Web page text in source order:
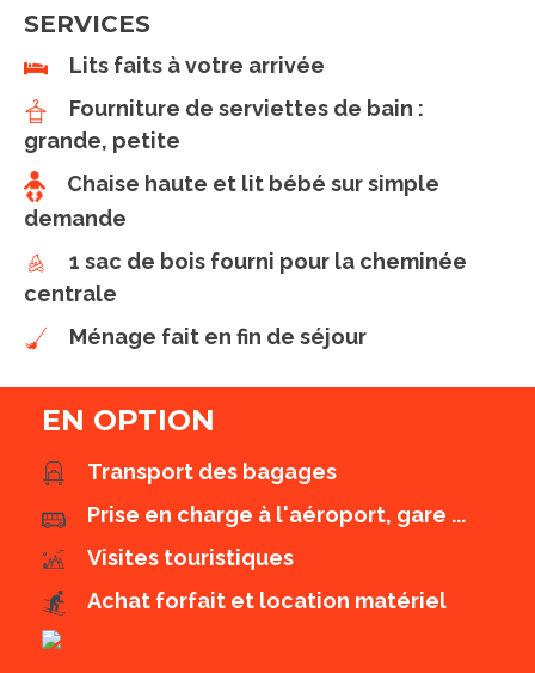
SERVICES
Lits faits à votre arrivée
Fourniture de serviettes de bain :
grande, petite
Chaise haute et lit bébé sur simple
demande
1 sac de bois fourni pour la cheminée
centrale
Ménage fait en fin de séjour
EN OPTION
Transport des bagages
Prise en charge à l'aéroport, gare ...
Visites touristiques
Achat forfait et location matériel